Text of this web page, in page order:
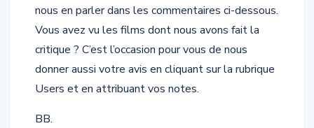
nous en parler dans les commentaires ci-dessous.
Vous avez vu les films dont nous avons fait la
critique ? C’est l’occasion pour vous de nous
donner aussi votre avis en cliquant sur la rubrique
Users et en attribuant vos notes.
BB.